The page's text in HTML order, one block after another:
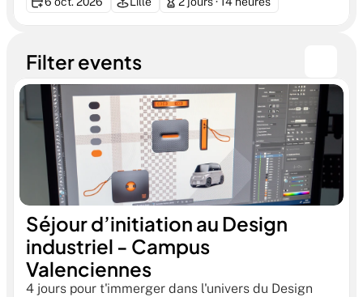
Séjour d’initiation au Design
industriel - Campus
Valenciennes
4 jours pour t'immerger dans l'univers du Design
Filter events